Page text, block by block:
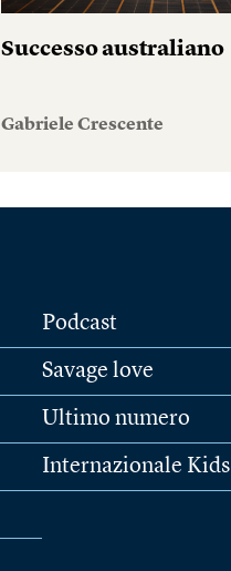
Successo australiano
Gabriele Crescente
Podcast
Savage love
Ultimo numero
Internazionale Kids